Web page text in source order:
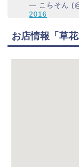
— こらそん
2016
お店情報「 草